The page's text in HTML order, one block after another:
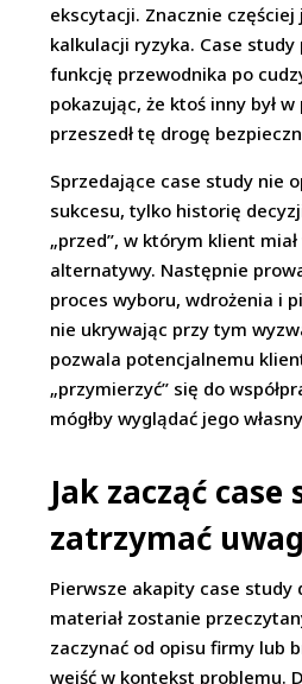
ekscytacji. Znacznie
kalkulacji ryzyka. Case study
funkcję przewodnika po
pokazując, że ktoś inny był
przeszedł tę drogę
Sprzedające case study nie
sukcesu, tylko historię
„przed”, w którym klient
alternatywy. Następnie
proces wyboru, wdrożenia i
nie ukrywając przy tym
pozwala potencjalnemu
„przymierzyć” się do
mógłby wyglądać jego
Jak zacząć case
zatrzymać
Pierwsze akapity case study
materiał zostanie
zaczynać od opisu firmy lub
wejść w kontekst problemu.